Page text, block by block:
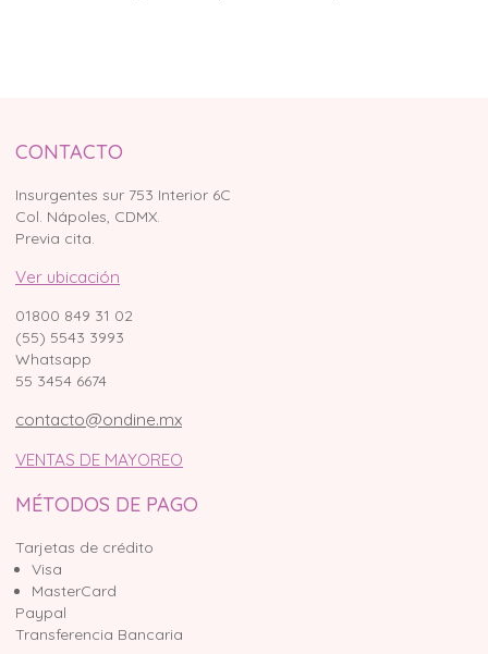
CONTACTO
Insurgentes sur 753 Interior 6C
Col. Nápoles, CDMX.
Previa cita.
Ver ubicación
01800 849 31 02
(55) 5543 3993
Whatsapp
55 3454 6674
contacto@ondine.mx
VENTAS DE MAYOREO
MÉTODOS DE PAGO
Tarjetas de crédito
Visa
MasterCard
Paypal
Transferencia Bancaria